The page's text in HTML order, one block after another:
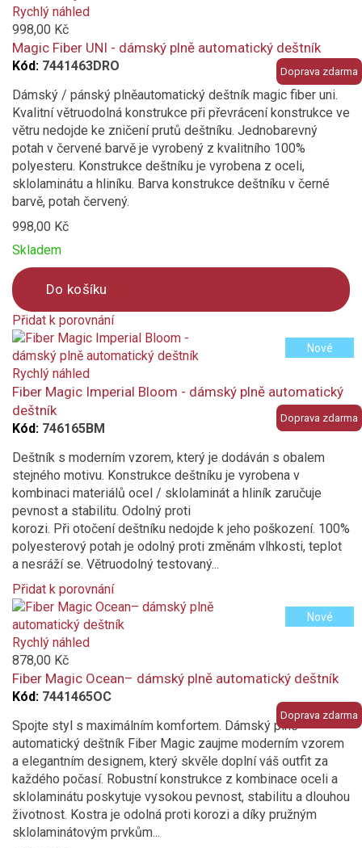
added
to
compare
Doprava zdarma
Rychlý náhled
998,00 Kč
Magic Fiber UNI - dámský plně automatický deštník
Kód: 7441463DRO
Dámský / pánský plněautomatický deštník magic fiber uni.
Kvalitní větruodolná konstrukce při převrácení konstrukce ve
větru nedojde ke zničení prutů deštníku. Jednobarevný
potah v červené barvě je vyrobený z kvalitního 100%
polyesteru. Konstrukce deštníku je vyrobena z oceli,
sklolaminátu a hliníku. Barva konstrukce deštníku v černé
barvě, potah červený.
998,00 Kč
Skladem
Do košíku
Přidat k porovnání
Product
is
added
to
compare
Doprava zdarma
Rychlý náhled
Nové
Fiber Magic Imperial Bloom - dámský plně automatický
deštník
Kód: 746165BM
Deštník s moderním vzorem, který je dodáván s obalem
stejného motivu. Konstrukce deštníku je vyrobena v
kombinaci materiálů ocel / sklolaminát a hliník zaručuje
pevnost a stabilitu. Odolný proti
korozi. Při otočení deštníku nedojde k jeho poškození. 100%
polyesterový potah je odolný proti změnám vlhkosti, teplot
a nesráží se. Větruodolný testovaný...
Přidat k porovnání
Product
is
added
to
compare
Doprava zdarma
Rychlý náhled
878,00 Kč
Nové
Fiber Magic Ocean– dámský plně automatický deštník
Kód: 7441465OC
Spojte styl s maximálním komfortem. Dámský plně
automatický deštník Fiber Magic zaujme moderním vzorem
a elegantním designem, který skvěle doplní váš outfit za
každého počasí. Robustní konstrukce z kombinace oceli a
sklolaminátu poskytuje vysokou pevnost, stabilitu a dlouhou
životnost. Kostra je odolná proti korozi a díky pružným
sklolaminátovým prvkům...